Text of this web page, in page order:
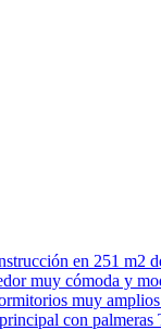
en 251 m2
muy cómoda y
muy
con palmeras